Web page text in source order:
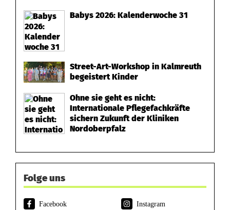
Babys 2026: Kalenderwoche 31
Street-Art-Workshop in Kalmreuth
begeistert Kinder
Ohne sie geht es nicht:
Internationale Pflegefachkräfte
sichern Zukunft der Kliniken
Nordoberpfalz
Folge uns
Facebook
Instagram